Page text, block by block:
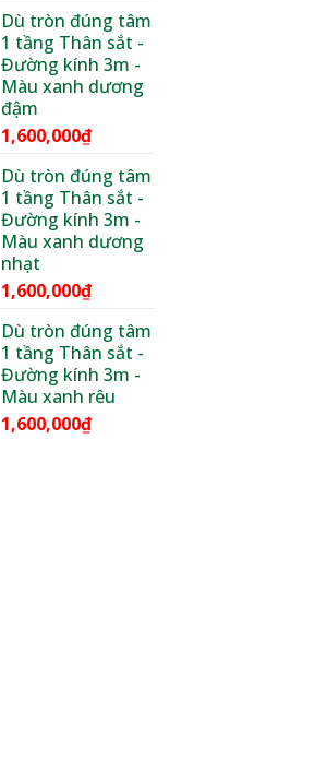
từ
1,600,000₫
đến
1,850,000₫
Dù tròn đúng tâm
1 tầng Thân sắt -
Đường kính 3m -
Màu xanh dương
đậm
1,600,000₫
Dù tròn đúng tâm
1 tầng Thân sắt -
Đường kính 3m -
Màu xanh dương
nhạt
1,600,000₫
Dù tròn đúng tâm
1 tầng Thân sắt -
Đường kính 3m -
Màu xanh rêu
1,600,000₫